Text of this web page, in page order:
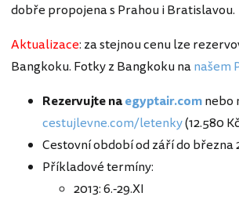
dobře propojena s Prahou i Bratislavou.
Aktualizace: za stejnou cenu lze
Bangkoku. Fotky z Bangkoku nanašem
Rezervujte naegyptair.comnebo
cestujlevne.com/letenky(12.580
Cestovní období od září do března
Příkladové termíny:
2013: 6.-29.XI